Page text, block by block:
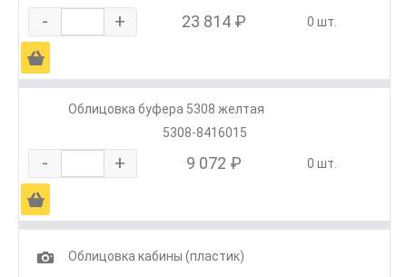
- + 23 814 ₽ 0 шт.
Ä
Облицовка буфера 5308 желтая
5308-8416015
- + 9 072 ₽ 0 шт.
Ä
1
Облицовка кабины (пластик)